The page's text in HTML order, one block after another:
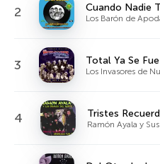
2 Cuando Nadie
Los Barón de
3 Total Ya Se Fue
Los Invasores de
4 Tristes
Ramón Ayala y